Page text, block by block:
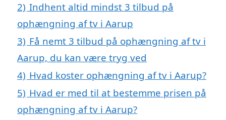
2) Indhent altid mindst 3 tilbud på
ophængning af tv i Aarup
3) Få nemt 3 tilbud på ophængning af tv i
Aarup, du kan være tryg ved
4) Hvad koster ophængning af tv i Aarup?
5) Hvad er med til at bestemme prisen på
ophængning af tv i Aarup?